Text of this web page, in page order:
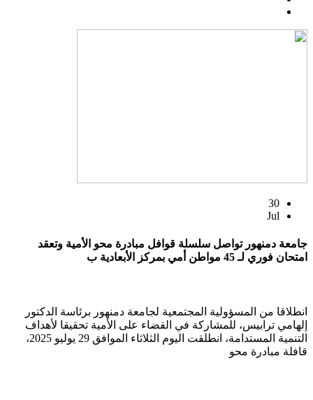
30
Jul
جامعة دمنهور تواصل سلسلة قوافل مبادرة محو الأمية وتعقد
امتحان فوري لـ 45 مواطن أمي بمركز الأبعادية ب
انطلاقا من المسؤولية المجتمعية لجامعة دمنهور برئاسة الدكتور
إلهامي ترابيس، للمشاركة في القضاء على الأمية تحقيقا لأهداف
التنمية المستدامة، انطلقت اليوم الثلاثاء الموافق 29 يوليو 2025،
قافلة مبادرة محو